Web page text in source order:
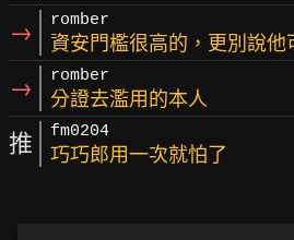
→ romber
資安門檻很高的，更別說他
→ romber
分證去濫用的本人
推 fm0204
巧巧郎用一次就怕了